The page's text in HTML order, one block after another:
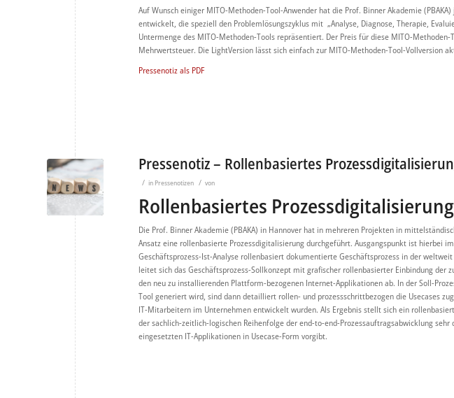
Auf Wunsch einiger MITO-Methoden-Tool-Anwender hat die Prof. Binner Akademie
entwickelt, die speziell den Problemlösungszyklus mit „Analyse, Diagnose, Therapie,
Untermenge des MITO-Methoden-Tools repräsentiert. Der Preis für diese MITO-
Mehrwertsteuer. Die LightVersion lässt sich einfach zur MITO-Methoden-Tool-Vollversion
Pressenotiz als PDF
Pressenotiz – Rollenbasiertes
/ in Pressenotizen / von
Rollenbasiertes
Die Prof. Binner Akademie (PBAKA) in Hannover hat in mehreren Projekten in
Ansatz eine rollenbasierte Prozessdigitalisierung durchgeführt. Ausgangspunkt ist hierbei
Geschäftsprozess-Ist-Analyse rollenbasiert dokumentierte Geschäftsprozess in der
leitet sich das Geschäftsprozess-Sollkonzept mit grafischer rollenbasierter Einbindung der
den neu zu installierenden Plattform-bezogenen Internet-Applikationen ab. In der Soll-
Tool generiert wird, sind dann detailliert rollen- und prozessschrittbezogen die Usecases
IT-Mitarbeitern im Unternehmen entwickelt wurden. Als Ergebnis stellt sich ein
der sachlich-zeitlich-logischen Reihenfolge der end-to-end-Prozessauftragsabwicklung
eingesetzten IT-Applikationen in Usecase-Form vorgibt.